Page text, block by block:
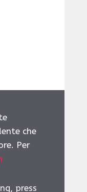
che
Per
press